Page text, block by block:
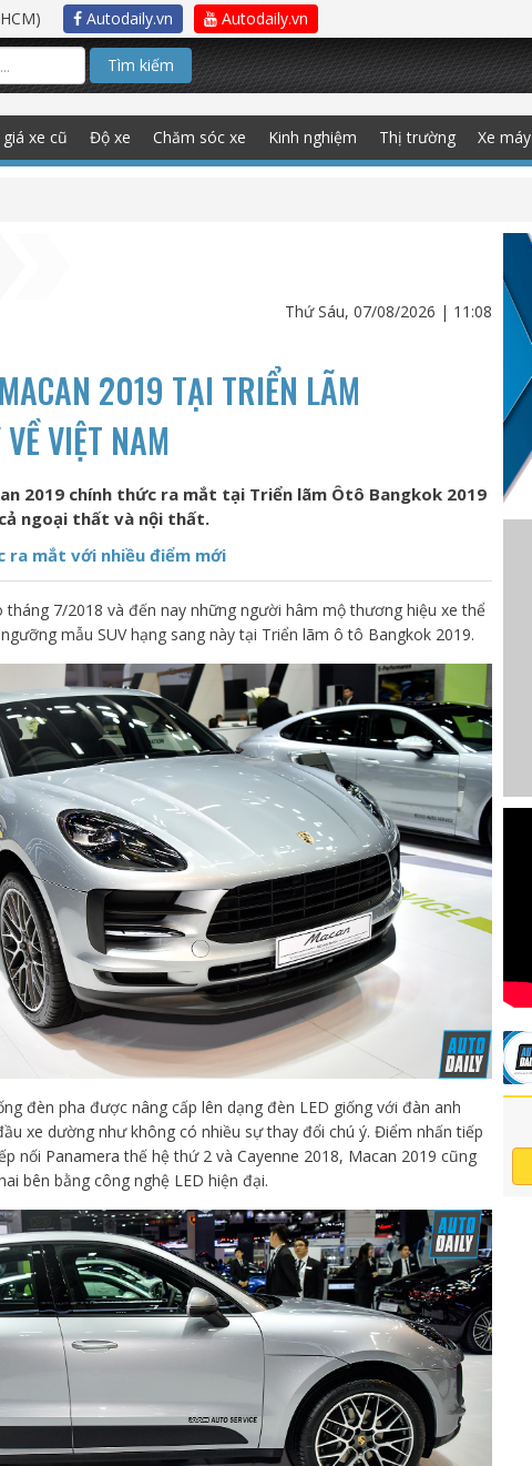
Autodaily.vn Autodaily.vn
Tìm kiếm
xe cũ Độ xe Chăm sóc xe Kinh nghiệm Thị trường Xe máy
Thứ Sáu, 07/08/2026 | 11:08
2019 TẠI TRIỂN LÃM
VIỆT NAM
2019 chính thức ra mắt tại Triển lãm Ôtô Bangkok 2019
ngoại thất và nội thất.
ra mắt với nhiều điểm mới
7/2018 và đến nay những người hâm mộ thương hiệu xe thể
mẫu SUV hạng sang này tại Triển lãm ô tô Bangkok 2019.
đèn pha được nâng cấp lên dạng đèn LED giống với đàn anh
xe dường như không có nhiều sự thay đổi chú ý. Điểm nhấn tiếp
nối Panamera thế hệ thứ 2 và Cayenne 2018, Macan 2019 cũng
bên bằng công nghệ LED hiện đại.